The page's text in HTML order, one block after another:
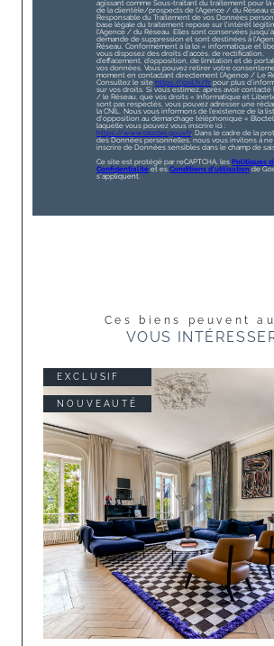
agissant comme Sous-traitant du traitement pour la
de la clientèle/prospects de l'Agence / du Réseau
Responsable du Traitement de vos Données
base légale du traitement repose sur l'intérêt
l'Agence / du Réseau. Elles sont conservées jusqu'à
demande de suppression et sont destinées à
Réseau. Conformément à la loi « informatique et
vous disposez des droits d’accès, de rectification,
d’effacement, d’opposition, de limitation et de
vos données. Vous pouvez retirer votre
moment en contactant directement l’Agence / Le
Consultez le site https://cnil.fr/fr pour plus
sur vos droits. Si vous estimez, après avoir contacté
/ le Réseau, que vos droits « Informatique et
sont pas respectés, vous pouvez adresser une
la CNIL. Nous vous informons de l’existence de la
d'opposition au démarchage téléphonique «
laquelle vous pouvez vous inscrire ici :
https://www.bloctel.gouv.fr. Dans le cadre de la
des Données personnelles, nous vous invitons à ne
inscrire de Données sensibles dans le champ de
Ce site est protégé par reCAPTCHA, les Politiques
Confidentialité et esConditions d'utilisation de
s'appliquent.
Ces biens peuvent
VOUS
EXCLUSIF
NOUVEAUTÉ